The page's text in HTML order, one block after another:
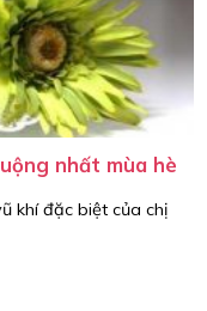
nhất mùa hè
khí đặc biệt của chị